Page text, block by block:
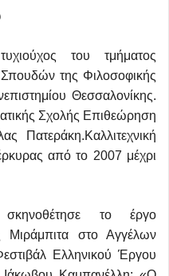
του τμήματος
Σπουδών της Φιλοσοφικής
Θεσσαλονίκης.
Σχολής Επιθεώρηση
Πατεράκη.Καλλιτεχνική
από το 2007 μέχρι
το έργο
στο Αγγέλων
Ελληνικού Έργου